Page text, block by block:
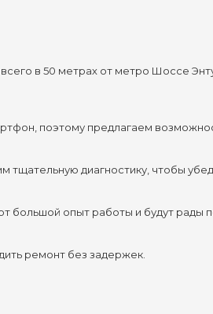
в 50 метрах от метро Шоссе
поэтому предлагаем
диагностику, чтобы
большой опыт работы и будут рады
ремонт без задержек.